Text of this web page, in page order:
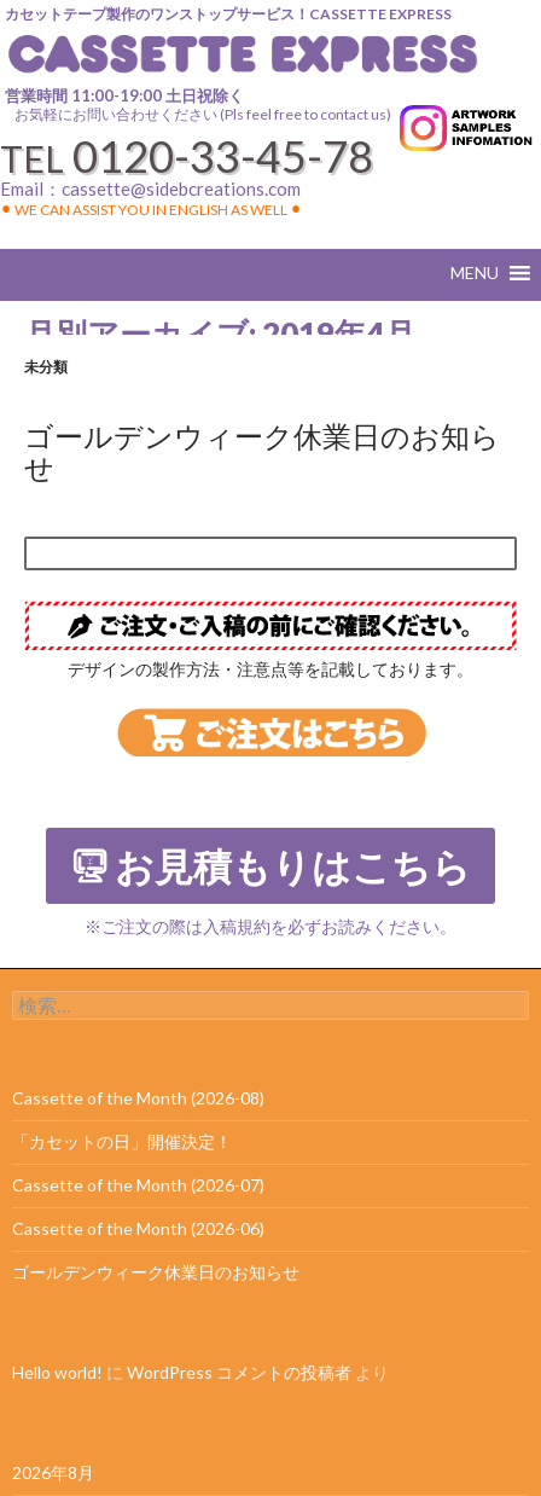
カセットテープ製作のワンストップサービス！CASSETTE EXPRESS
営業時間 11:00-19:00 土日祝除く
お気軽にお問い合わせください (Pls feel free to contact us)
TEL 0120-33-45-78
Email： cassette@sidebcreations.com
⚫︎ WE CAN ASSIST YOU IN ENGLISH AS WELL ⚫︎
月別アーカイブ: 2019年4月
未分類
ゴールデンウィーク休業日のお知ら
せ
デザインの製作方法・注意点等を記載しております。
お見積もりはこちら
※ご注文の際は入稿規約を必ずお読みください。
検索:
Cassette of the Month (2026-08)
「カセットの日」開催決定！
Cassette of the Month (2026-07)
Cassette of the Month (2026-06)
ゴールデンウィーク休業日のお知らせ
Hello world! に WordPress コメントの投稿者 より
2026年8月